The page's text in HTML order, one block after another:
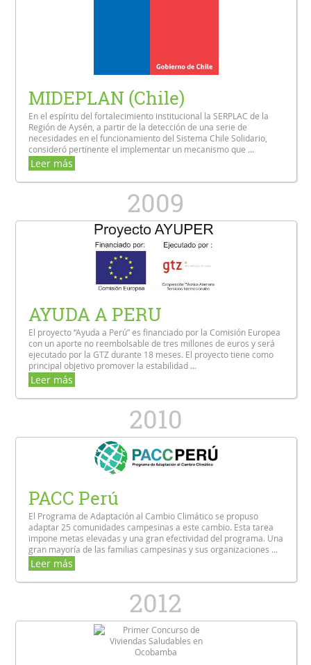
MIDEPLAN (Chile)
En el espíritu del fortalecimiento institucional la SERPLAC de la
Región de Aysén, a partir de la detección de una serie de
necesidades en el funcionamiento del Sistema Chile Solidario,
consideró pertinente el implementar un mecanismo que ...
Leer más
2009
AYUDA A PERU
El proyecto “Ayuda a Perú” es financiado por la Comisión Europea
con un aporte no reembolsable de tres millones de euros y será
ejecutado por la GTZ durante 18 meses. El proyecto tiene como
principal objetivo promover la estabilidad ...
Leer más
2010
PACC Perú
El Programa de Adaptación al Cambio Climático se propuso
adaptar 25 comunidades campesinas a este cambio. Esta tarea
impone metas elevadas y una gran efectividad del programa. Una
gran mayoría de las familias campesinas y sus organizaciones ...
Leer más
2012